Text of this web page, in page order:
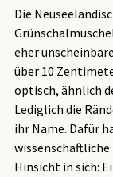
Die
eher
über 10
optisch, ähnlich
Lediglich die
ihr Name. Dafür
Hinsicht in sich: